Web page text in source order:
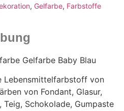
, Gelfarbe, Farbstoffe
Gelfarbe Baby Blau
Lebensmittelfarbstoff von
von Fondant, Glasur,
Schokolade, Gumpaste